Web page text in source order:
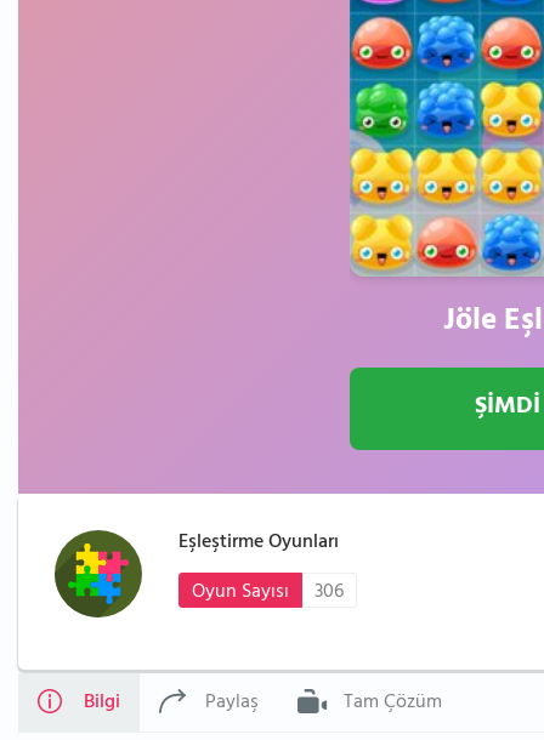
Jöle
Eşleştirme Oyunları
Oyun Sayısı
306
Bilgi Paylaş Tam Çözüm